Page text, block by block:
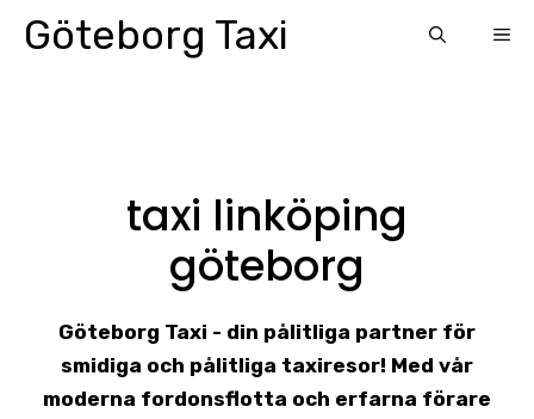
SkipGöteborg Taxi
taxi linköping
göteborg
Göteborg Taxi - din pålitliga partner för
smidiga och pålitliga taxiresor! Med vår
moderna fordonsflotta och erfarna förare